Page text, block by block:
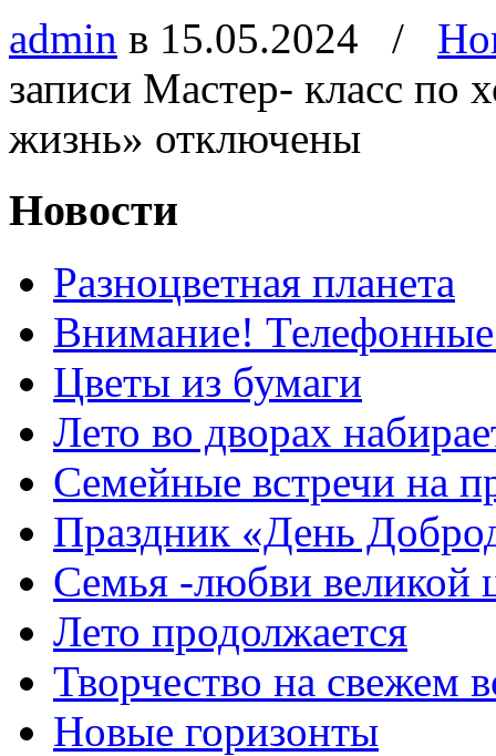
admin в 15.05.2024 /
записи Мастер- класс по
жизнь» отключены
Новости
Разноцветная планета
Внимание!
Цветы из бумаги
Лето во дворах
Семейные встречи на
Праздник «День
Семья -любви великой
Лето продолжается
Творчество на свежем
Новые горизонты